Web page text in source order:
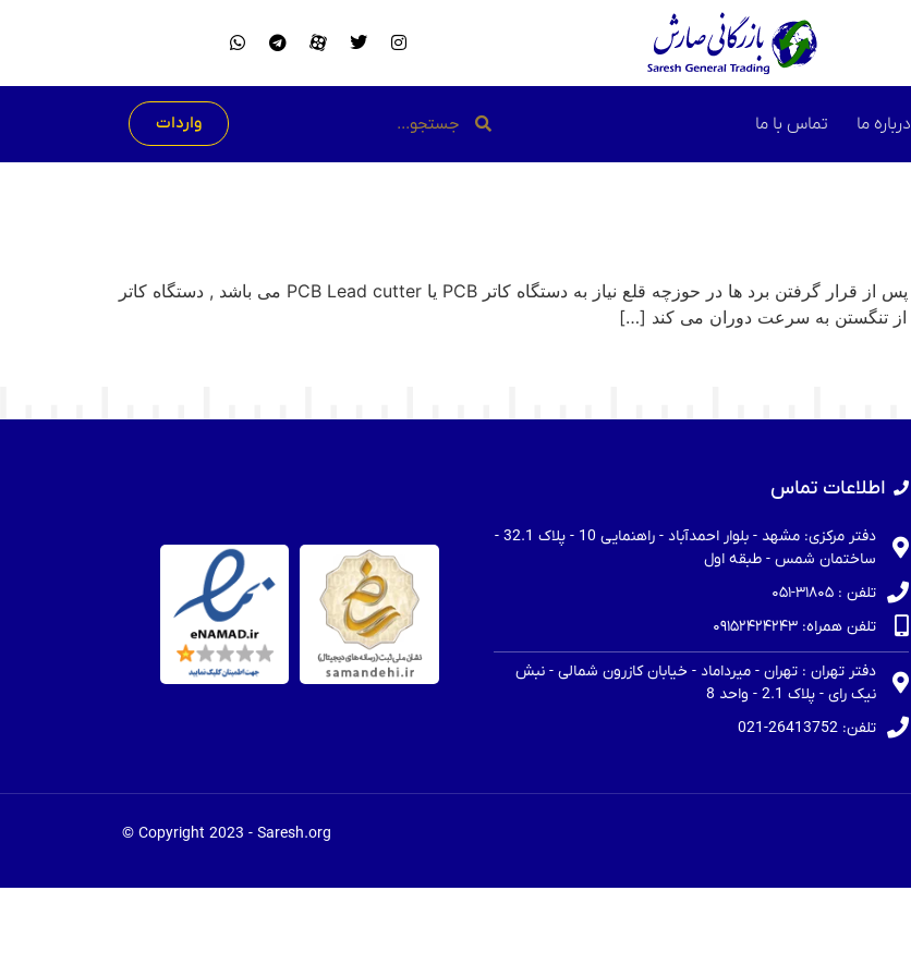
درباره ما تماس با ما واردات
کاتر PCB قطع کن پایه های اضافی , برای تولید برد های THD پس از قرار گرفتن برد ها در حوزچه قلع نیاز به دستگاه کاتر PCB یا PCB Lead cutter می باشد , دستگاه کاتر
اطلاعات تماس
دفتر مرکزی: مشهد - بلوار احمدآباد - راهنمایی 10 - پلاک 32.1 -
ساختمان شمس - طبقه اول
تلفن : ۳۱۸۰۵-۰۵۱
تلفن همراه: ۰۹۱۵۲۴۲۴۲۴۳
دفتر تهران : تهران - میرداماد - خیابان کازرون شمالی - نبش
نیک رای - پلاک 2.1 - واحد 8
تلفن: 26413752-021
Copyright 2023 - Saresh.org ©